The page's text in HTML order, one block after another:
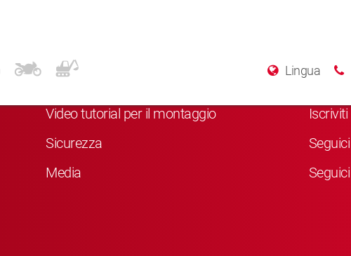
Lingua
Video tutorial per il montaggio
Sicurezza
Media